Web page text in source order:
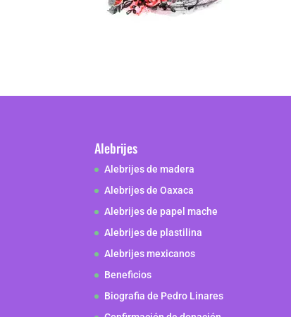
Alebrijes
Alebrijes de madera
Alebrijes de Oaxaca
Alebrijes de papel mache
Alebrijes de plastilina
Alebrijes mexicanos
Beneficios
Biografia de Pedro Linares